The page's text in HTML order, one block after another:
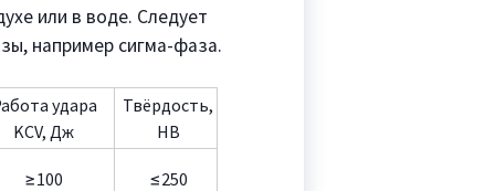
или в воде. Следует
например сигма-фаза.
удара
KCV, Дж
Твёрдость,
НВ
≥100 ≤250